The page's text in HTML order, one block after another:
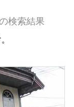
検索結果